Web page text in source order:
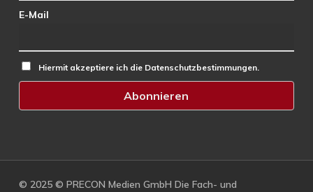
E-Mail
Hiermit akzeptiere ich die Datenschutzbestimmungen.
© 2025 © PRECON Medien GmbH Die Fach- und